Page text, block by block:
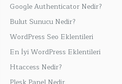
Google Authenticator Nedir?
Bulut Sunucu Nedir?
WordPress Seo Eklentileri
En İyi WordPress Eklentileri
Htaccess Nedir?